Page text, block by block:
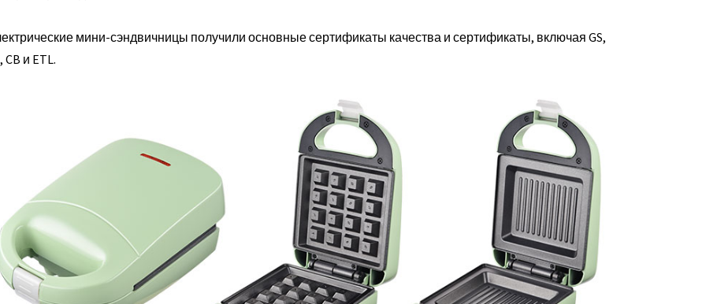
мини-сэндвичницы получили основные сертификаты качества и сертификаты, включая GS,
CB и ETL.